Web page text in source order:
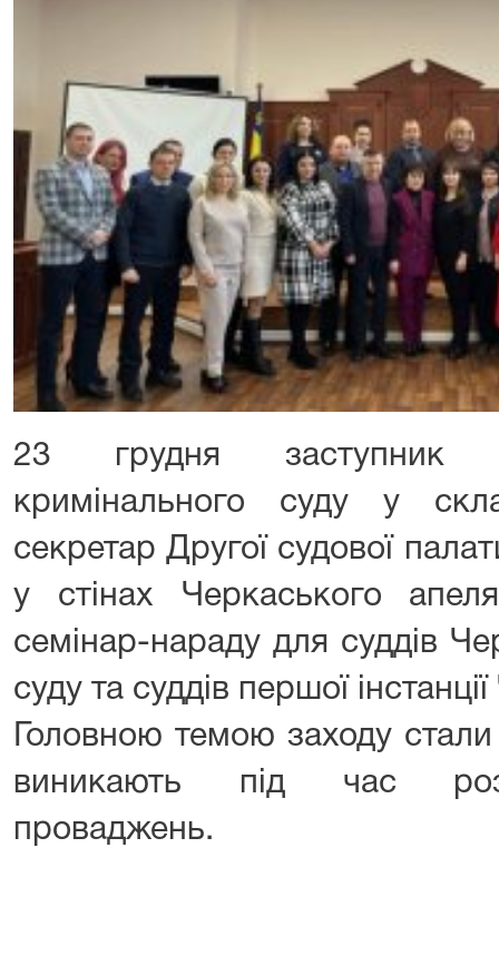
23 грудня заступник
кримінального суду у
секретар Другої судової
у стінах Черкаського
семінар-нараду для суддів
суду та суддів першої
Головною темою заходу
виникають під час
проваджень.